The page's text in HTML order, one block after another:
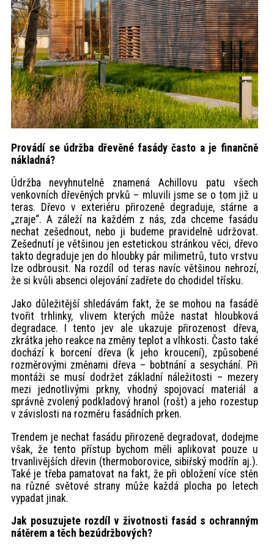
Provádí se údržba dřevěné fasády často a je finančně
nákladná?
Údržba nevyhnutelně znamená Achillovu patu všech
venkovních dřevěných prvků – mluvili jsme se o tom již u
teras. Dřevo v exteriéru přirozeně degraduje, stárne a
„zraje“. A záleží na každém z nás, zda chceme fasádu
nechat zešednout, nebo ji budeme pravidelně udržovat.
Zešednutí je většinou jen estetickou stránkou věci, dřevo
takto degraduje jen do hloubky pár milimetrů, tuto vrstvu
lze odbrousit. Na rozdíl od teras navíc většinou nehrozí,
že si kvůli absenci olejování zadřete do chodidel třísku.
Jako důležitější shledávám fakt, že se mohou na fasádě
tvořit trhlinky, vlivem kterých může nastat hloubková
degradace. I tento jev ale ukazuje přirozenost dřeva,
zkrátka jeho reakce na změny teplot a vlhkosti. Často také
dochází k borcení dřeva (k jeho kroucení), způsobené
rozměrovými změnami dřeva – bobtnání a sesychání. Při
montáži se musí dodržet základní náležitosti – mezery
mezi jednotlivými prkny, vhodný spojovací materiál a
správně zvolený podkladový hranol (rošt) a jeho rozestup
v závislosti na rozměru fasádních prken.
Trendem je nechat fasádu přirozeně degradovat, dodejme
však, že tento přístup bychom měli aplikovat pouze u
trvanlivějších dřevin (thermoborovice, sibiřský modřín aj.).
Také je třeba pamatovat na fakt, že při obložení více stěn
na různé světové strany může každá plocha po letech
vypadat jinak.
Jak posuzujete rozdíl v životnosti fasád s ochranným
nátěrem a těch bezúdržbových?